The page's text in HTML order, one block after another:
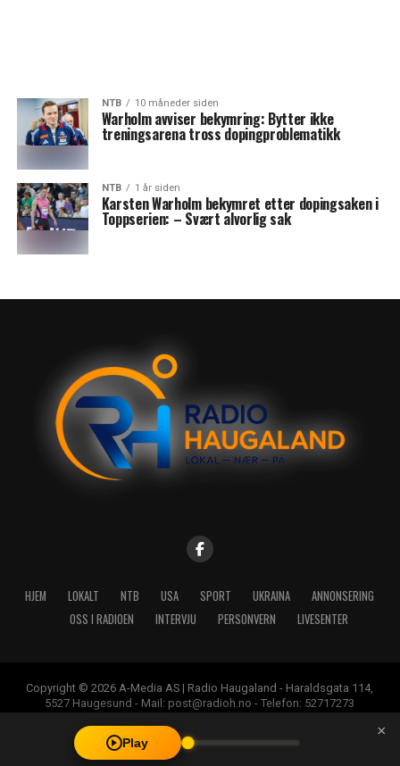
NTB 10 måneder siden
Warholm avviser bekymring: Bytter ikke
treningsarena tross dopingproblematikk
NTB 1 år siden
Karsten Warholm bekymret etter dopingsaken i
Toppserien: – Svært alvorlig sak
HJEM LOKALT NTB USA SPORT UKRAINA
ANNONSERING
OSS I RADIOEN
INTERVJU PERSONVERN LIVESENTER
Copyright © 2026 A-Media AS | Radio Haugaland - Haraldsgata 114,
5527 Haugesund - Mail: post@radioh.no - Telefon: 52717273
Play
×